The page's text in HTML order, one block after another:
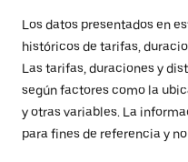
Los datos presentados en
históricos de tarifas,
Las tarifas, duraciones y
según factores como la
y otras variables. La
para fines de referencia y